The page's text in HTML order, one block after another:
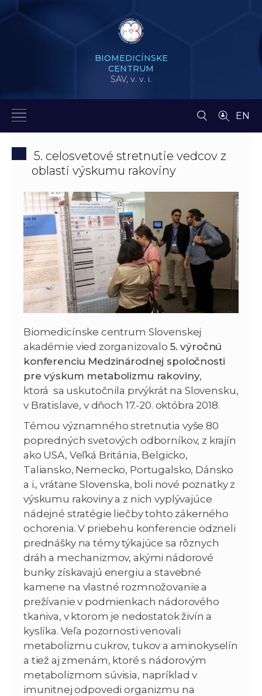
BIOMEDICÍNSKE
CENTRUM
SAV, v. v. i.
EN
5. celosvetové stretnutie vedcov z
oblasti výskumu rakoviny
Biomedicínske centrum Slovenskej
akadémie vied zorganizovalo 5. výročnú
konferenciu Medzinárodnej spoločnosti
pre výskum metabolizmu rakoviny,
ktorá sa uskutočnila prvýkrát na Slovensku,
v Bratislave, v dňoch 17.-20. októbra 2018.
Témou významného stretnutia vyše 80
popredných svetových odborníkov, z krajín
ako USA, Veľká Británia, Belgicko,
Taliansko, Nemecko, Portugalsko, Dánsko
a i., vrátane Slovenska, boli nové poznatky z
výskumu rakoviny a z nich vyplývajúce
nádejné stratégie liečby tohto zákerného
ochorenia. V priebehu konferencie odzneli
prednášky na témy týkajúce sa rôznych
dráh a mechanizmov, akými nádorové
bunky získavajú energiu a stavebné
kamene na vlastné rozmnožovanie a
prežívanie v podmienkach nádorového
tkaniva, v ktorom je nedostatok živín a
kyslíka. Veľa pozornosti venovali
metabolizmu cukrov, tukov a aminokyselín
a tiež aj zmenám, ktoré s nádorovým
metabolizmom súvisia, napríklad v
imunitnej odpovedi organizmu na